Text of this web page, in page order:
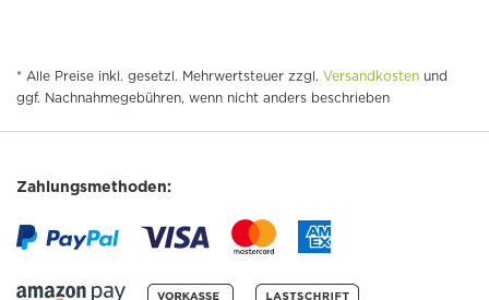
* Alle Preise inkl. gesetzl. Mehrwertsteuer zzgl. Versandkosten und
ggf. Nachnahmegebühren, wenn nicht anders beschrieben
Zahlungsmethoden: